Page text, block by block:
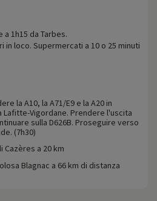
a 1h15 da Tarbes.
in loco. Supermercati a 10 o 25 minuti
la A10, la A71/E9 e la A20 in
Lafitte-Vigordane. Prendere l'uscita
sulla D626B. Proseguire verso
(7h30)
Cazères a 20 km
Blagnac a 66 km di distanza